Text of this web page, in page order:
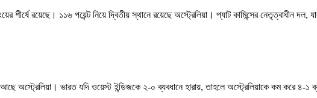
শীর্ষে রয়েছে। ১১৬ পয়েন্ট নিয়ে দ্বিতীয় স্থানে রয়েছে অস্ট্রেলিয়া। প্যাট কামিন্সের নেতৃত্বাধীন
আছে অস্ট্রেলিয়া। ভারত যদি ওয়েস্ট ইন্ডিজকে ২-০ ব্যবধানে হারায়, তাহলে অস্ট্রেলিয়াকে কম করে